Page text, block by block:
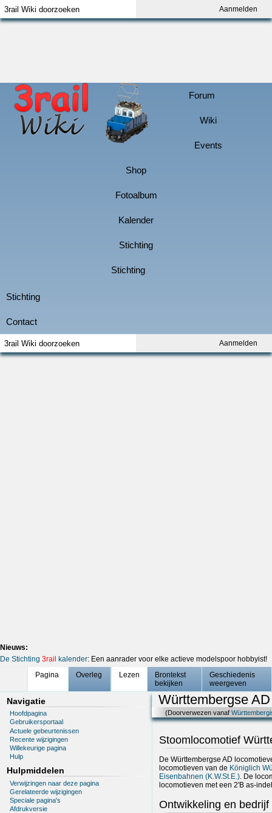
Aanmelden
Aanmelden
Nieuws:
De Stichting 3rail kalender: Een aanrader voor elke actieve modelspoor hobbyist!
Pagina
Overleg Lezen
Brontekst
bekijken
Geschiedenis
weergeven
Navigatie
Hoofdpagina
Gebruikersportaal
Actuele gebeurtenissen
Recente wijzigingen
Willekeurige pagina
Hulp
Hulpmiddelen
Verwijzingen naar deze pagina
Gerelateerde wijzigingen
Speciale pagina's
Afdrukversie
Württembergse AD
(Doorverwezen vanaf
Stoomlocomotief
De Württembergse AD
locomotieven van de Königlich
Eisenbahnen (K.W.St.E.). De
locomotieven met een 2'B as-
Ontwikkeling en bedrijf